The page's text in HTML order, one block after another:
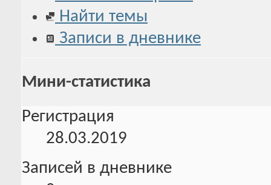
Найти темы
Записи в дневнике
Мини-статистика
Регистрация
28.03.2019
Записей в дневнике